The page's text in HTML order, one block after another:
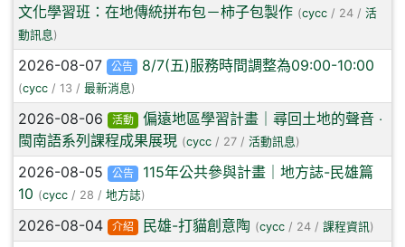
文化學習班：在地傳統拼布包－柿子包製作 (cycc / 24 / 活
動訊息)
2026-08-07 公告 8/7(五)服務時間調整為09:00-10:00
(cycc / 13 / 最新消息)
2026-08-06 活動
偏遠地區學習計畫｜尋回土地的聲音 ‧
閩南語系列課程成果展現 (cycc / 27 / 活動訊息)
2026-08-05 公告
115年公共參與計畫｜地方誌-民雄篇
10 (cycc / 28 / 地方誌)
2026-08-04 介紹 民雄-打貓創意陶 (cycc/ 24 / 課程資訊)